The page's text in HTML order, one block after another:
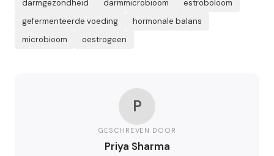
darmgezondheid darmmicrobioom
estroboloom
gefermenteerde voeding
hormonale balans
microbioom
oestrogeen
P
GESCHREVEN DOOR
Priya Sharma